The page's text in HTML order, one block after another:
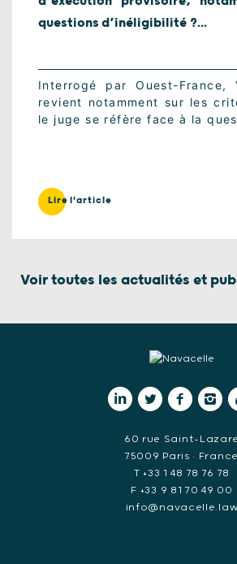
questions d’inéligibilité ?...
Interrogé par Ouest-France,
revient notamment sur les
le juge se réfère face à la
Lire l'article
Voir toutes les actualités et
60 rue Saint-Lazare
75009 Paris • France
T +33 1 48 78 76 78
F +33 9 81 70 49 00
info@navacelle.law